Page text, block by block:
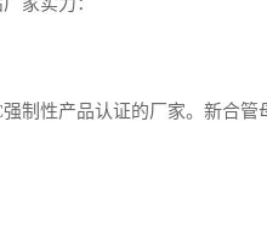
家实力：
制性产品认证的厂家。新合